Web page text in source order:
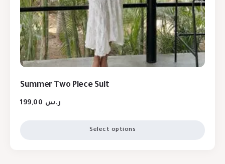
Summer Two Piece Suit
ر.س
Select options